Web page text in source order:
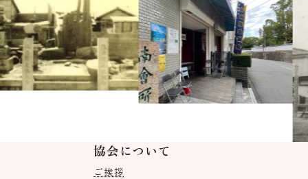
協会について
ご挨拶